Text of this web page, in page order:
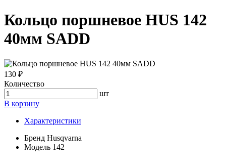
Кольцо поршневое HUS 142
40мм SADD
130 ₽
Количество
шт
В корзину
Характеристики
Бренд Husqvarna
Модель 142